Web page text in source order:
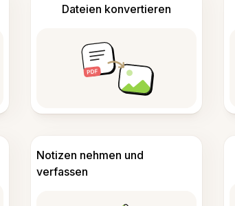
Dateien konvertieren
Notizen nehmen und
verfassen